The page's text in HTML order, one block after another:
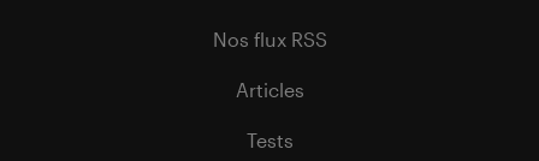
Nos flux RSS
Articles
Tests